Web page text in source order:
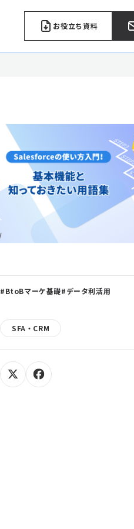
お役立ち資料
#BtoBマーケ基礎#データ利活用
SFA・CRM